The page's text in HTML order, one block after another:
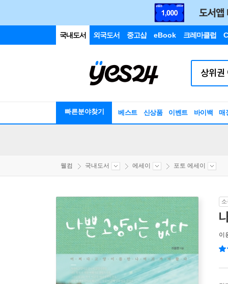
국내도서 외국도서 중고샵 eBook 크레마클럽
빠른분야찾기 베스트 신상품 이벤트 바이백 매
웰컴 국내도서 에세이 포토 에세이
이